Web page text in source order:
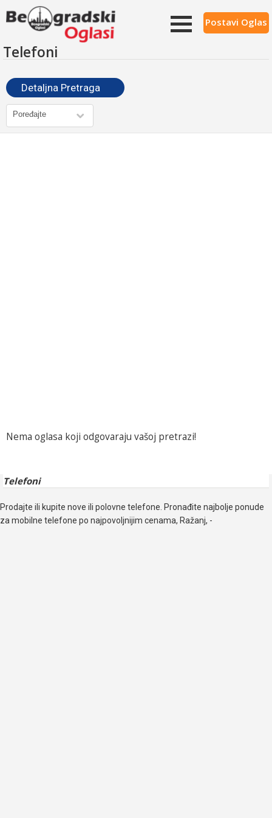
Postavi Oglas
Telefoni
Detaljna Pretraga
Nema oglasa koji odgovaraju vašoj pretrazi!
Telefoni
Prodajte ili kupite nove ili polovne telefone. Pronađite najbolje ponude
za mobilne telefone po najpovoljnijim cenama, Ražanj, -